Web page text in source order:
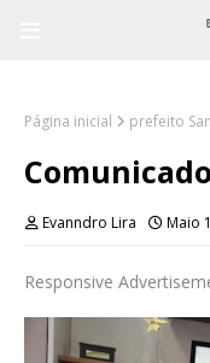
Página inicial prefeito
Comunicado
Evanndro Lira Maio
Responsive